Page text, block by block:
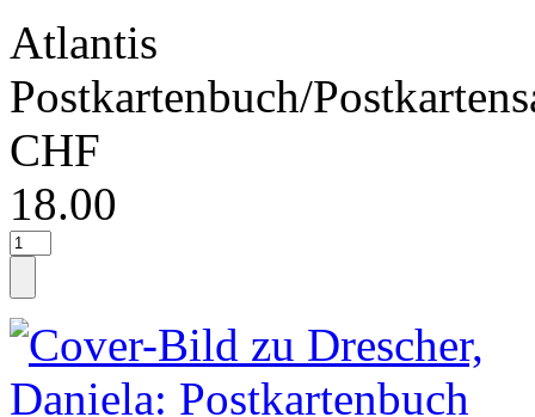
Atlantis
Postkartenbuch/
CHF
18.00